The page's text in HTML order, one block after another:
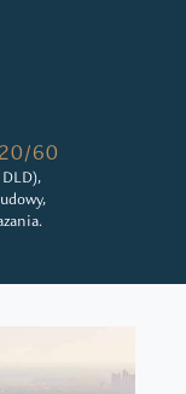
60
DLD),